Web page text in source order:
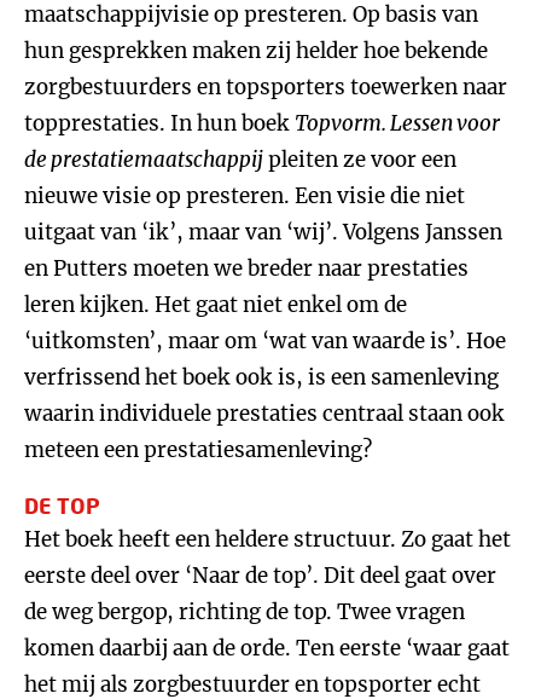
maatschappijvisie op presteren. Op basis van
hun gesprekken maken zij helder hoe bekende
zorgbestuurders en topsporters toewerken naar
topprestaties. In hun boek Topvorm. Lessen voor
de prestatiemaatschappijpleiten ze voor een
nieuwe visie op presteren. Een visie die niet
uitgaat van ‘ik’, maar van ‘wij’. Volgens Janssen
en Putters moeten we breder naar prestaties
leren kijken. Het gaat niet enkel om de
‘uitkomsten’, maar om ‘wat van waarde is’. Hoe
verfrissend het boek ook is, is een samenleving
waarin individuele prestaties centraal staan ook
meteen een prestatiesamenleving?
DE TOP
Het boek heeft een heldere structuur. Zo gaat het
eerste deel over ‘Naar de top’. Dit deel gaat over
de weg bergop, richting de top. Twee vragen
komen daarbij aan de orde. Ten eerste ‘waar gaat
het mij als zorgbestuurder en topsporter echt